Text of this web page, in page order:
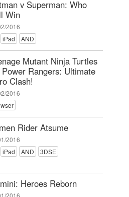
v Superman: Who
Win
2016
iPad AND
Mutant Ninja Turtles
Power Rangers: Ultimate
Clash!
2016
Rider Atsume
2016
iPad AND 3DSE
Heroes Reborn
2016